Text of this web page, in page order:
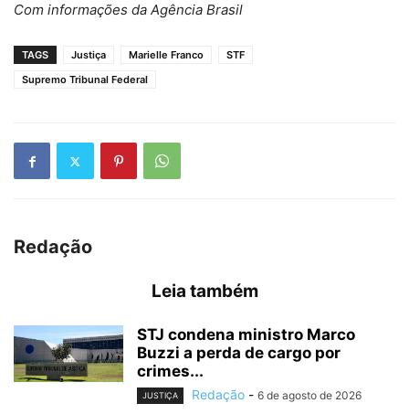
Com informações da Agência Brasil
TAGS Justiça Marielle Franco
STF
Supremo Tribunal Federal
Redação
Leia também
STJ condena ministro Marco
Buzzi a perda de cargo por
crimes...
JUSTIÇA Redação - 6 de agosto de 2026